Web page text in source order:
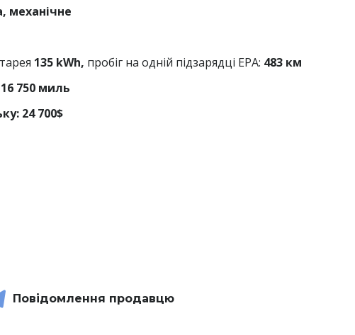
механічне
135 kWh, пробіг на одній підзарядці EPA: 483 км
16 750 миль
24 700$
Повідомлення продавцю